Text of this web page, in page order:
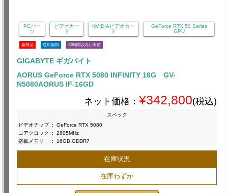
PCパー
ツ
ビデオカー
ド
NVIDIAビデオカー
ド
GeForce RTX 50 Series
GPU
新商品 送料無料 24時間以内に出荷
GIGABYTE ギガバイト
AORUS GeForce RTX 5080 INFINITY 16G GV-
N5080AORUS IF-16GD
ネット価格： ¥342,800(税込)
スペック
ビデオチップ :
GeForce RTX 5080
コアクロック
:
2805MHz
搭載メモリ
: 16GB GDDR7
在庫状況
在庫わずか